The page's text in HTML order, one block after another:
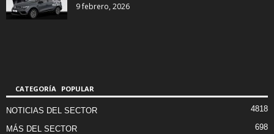
9 febrero, 2026
CATEGORÍA POPULAR
NOTICIAS DEL SECTOR 4818
MÁS DEL SECTOR 698